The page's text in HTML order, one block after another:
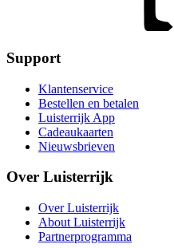
Support
Klantenservice
Bestellen en betalen
Luisterrijk App
Cadeaukaarten
Nieuwsbrieven
Over Luisterrijk
Over Luisterrijk
About Luisterrijk
Partnerprogramma